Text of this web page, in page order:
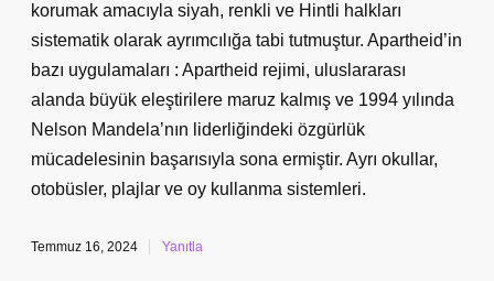
korumak amacıyla siyah, renkli ve Hintli halkları
sistematik olarak ayrımcılığa tabi tutmuştur. Apartheid’in
bazı uygulamaları : Apartheid rejimi, uluslararası
alanda büyük eleştirilere maruz kalmış ve 1994 yılında
Nelson Mandela’nın liderliğindeki özgürlük
mücadelesinin başarısıyla sona ermiştir. Ayrı okullar,
otobüsler, plajlar ve oy kullanma sistemleri.
Temmuz 16, 2024 Yanıtla